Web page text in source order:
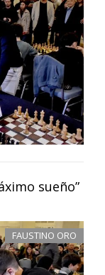
sueño”
FAUSTINO ORO